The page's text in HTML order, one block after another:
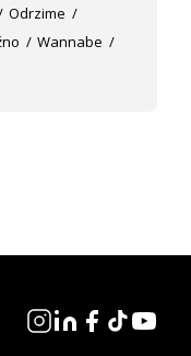
Odrzime
Wannabe